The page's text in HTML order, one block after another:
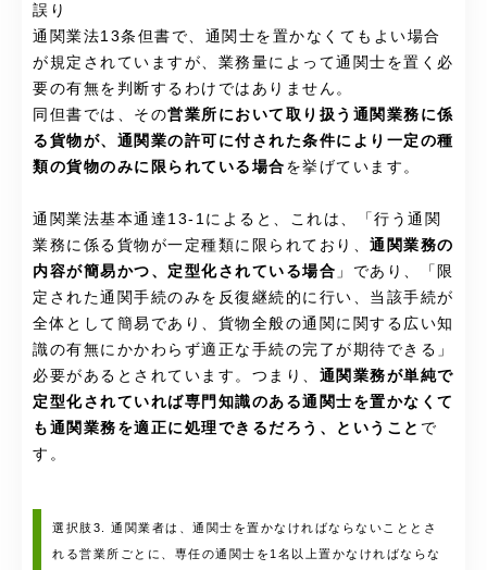
誤り
通関業法13条但書で、通関士を置かなくてもよい場合
が規定されていますが、業務量によって通関士を置く必
要の有無を判断するわけではありません。
同但書では、その営業所において取り扱う通関業務に係
る貨物が、通関業の許可に付された条件により一定の種
類の貨物のみに限られている場合 を挙げています。
通関業法基本通達13-1によると、これは、「行う通関
業務に係る貨物が一定種類に限られており、 通関業務の
内容が簡易かつ、定型化されている場合 」であり、「限
定された通関手続のみを反復継続的に行い、当該手続が
全体として簡易であり、貨物全般の通関に関する広い知
識の有無にかかわらず適正な手続の完了が期待できる」
必要があるとされています。つまり、 通関業務が単純で
定型化されていれば専門知識のある通関士を置かなくて
も通関業務を適正に処理できるだろう、ということ で
す。
選択肢3. 通関業者は、通関士を置かなければならないこととさ
れる営業所ごとに、専任の通関士を1名以上置かなければならな